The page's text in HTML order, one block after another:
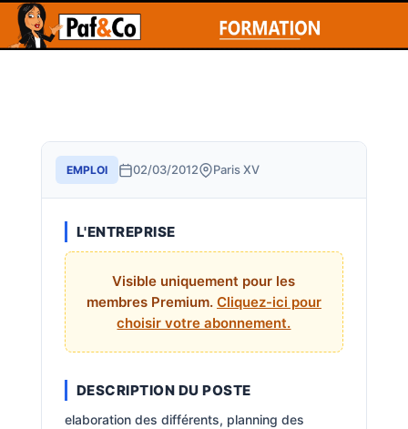
EMPLOI 02/03/2012 Paris XV
L'ENTREPRISE
Visible uniquement pour les
membres Premium. Cliquez-ici pour
choisir votre abonnement.
DESCRIPTION DU POSTE
elaboration des différents, planning des